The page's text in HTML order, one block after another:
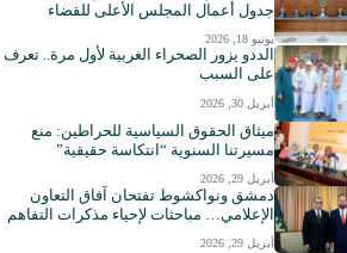
جدول أعمال المجلس الأعلى للقضاء
يونيو 18, 2026
الددو يزور الصحراء الغربية لأول مرة.. تعرف
على السبب
أبريل 30, 2026
ميثاق الحقوق السياسية للحراطين: منع
مسيرتنا السنوية “انتكاسة حقيقية”
أبريل 29, 2026
دمشق ونواكشوط تفتحان آفاق التعاون
الإعلامي… مباحثات لإحياء مذكرات التفاهم
أبريل 29, 2026